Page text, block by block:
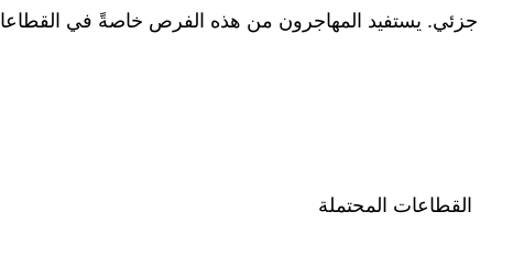
جزئي. يستفيد المهاجرون من هذه الفرص خاصةً في
القطاعات المحتملة